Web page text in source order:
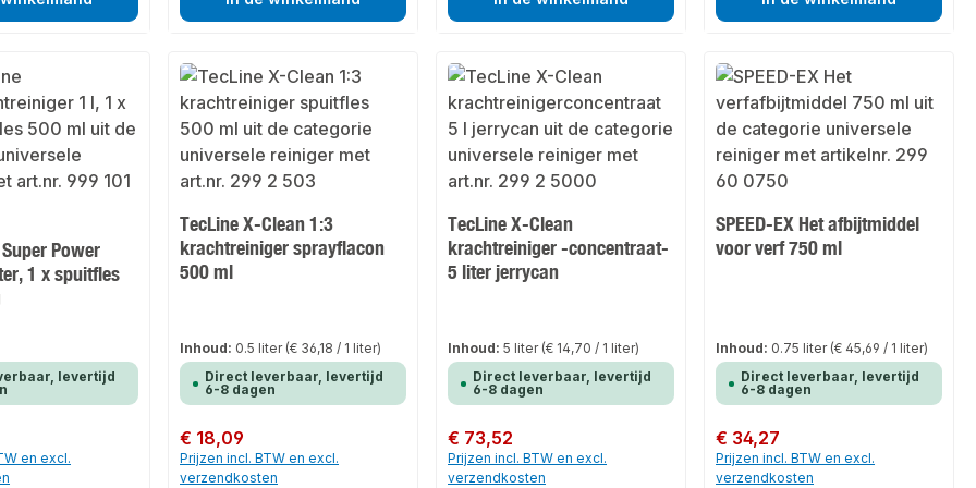
Power
1 x spuitfles
levertijd
en excl.
TecLine X-Clean 1:3
krachtreiniger sprayflacon
500 ml
Inhoud: 0.5 liter (€ 36,18 / 1 liter)
Direct leverbaar, levertijd
6-8 dagen
Normale prijs:
€ 18,09
Prijzen incl. BTW en excl.
verzendkosten
TecLine X-Clean
krachtreiniger -concentraat-
5 liter jerrycan
Inhoud:5 liter (€ 14,70 / 1 liter)
Direct leverbaar, levertijd
6-8 dagen
Normale prijs:
€ 73,52
Prijzen incl. BTW en excl.
verzendkosten
SPEED-EX Het afbijtmiddel
voor verf 750 ml
Inhoud: 0.75 liter (€ 45,69 / 1 liter)
Direct leverbaar, levertijd
6-8 dagen
Normale prijs:
€ 34,27
Prijzen incl. BTW en excl.
verzendkosten